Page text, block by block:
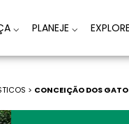
⌵ PLANEJE ⌵ EXPLORE
> CONCEIÇÃO DOS